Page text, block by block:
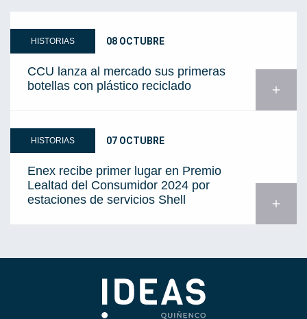
HISTORIAS 08 OCTUBRE
CCU lanza al mercado sus primeras
botellas con plástico reciclado
add
HISTORIAS 07 OCTUBRE
Enex recibe primer lugar en Premio
Lealtad del Consumidor 2024 por
estaciones de servicios Shell
add